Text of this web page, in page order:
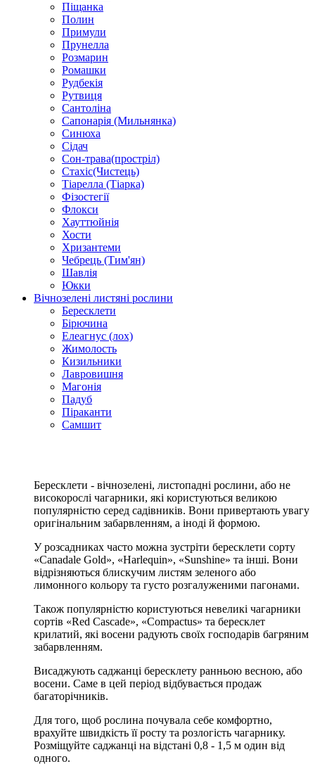
Піщанка
Полин
Примули
Прунелла
Розмарин
Ромашки
Рудбекія
Рутвиця
Сантоліна
Сапонарія (Мильнянка)
Синюха
Сідач
Сон-трава(простріл)
Стахіс(Чистець)
Тіарелла (Тіарка)
Фізостегії
Флокси
Хауттюйнія
Хости
Хризантеми
Чебрець (Тим'ян)
Шавлія
Юкки
Вічнозелені листяні рослини
Бересклети
Бірючина
Елеагнус (лох)
Жимолость
Кизильники
Лавровишня
Магонія
Падуб
Піраканти
Самшит
Бересклети - вічнозелені, листопадні рослини, або не
високорослі чагарники, які користуються великою
популярністю серед садівників. Вони привертають увагу
оригінальним забарвленням, а іноді й формою.
У розсадниках часто можна зустріти бересклети сорту
«Canadale Gold», «Harlequin», «Sunshine» та інші. Вони
відрізняються блискучим листям зеленого або
лимонного кольору та густо розгалуженими пагонами.
Також популярністю користуються невеликі чагарники
сортів «Red Cascade», «Compactus» та бересклет
крилатий, які восени радують своїх господарів багряним
забарвленням.
Висаджують саджанці бересклету ранньою весною, або
восени. Саме в цей період відбувається продаж
багаторічників.
Для того, щоб рослина почувала себе комфортно,
врахуйте швидкість її росту та розлогість чагарнику.
Розміщуйте саджанці на відстані 0,8 - 1,5 м один від
одного.